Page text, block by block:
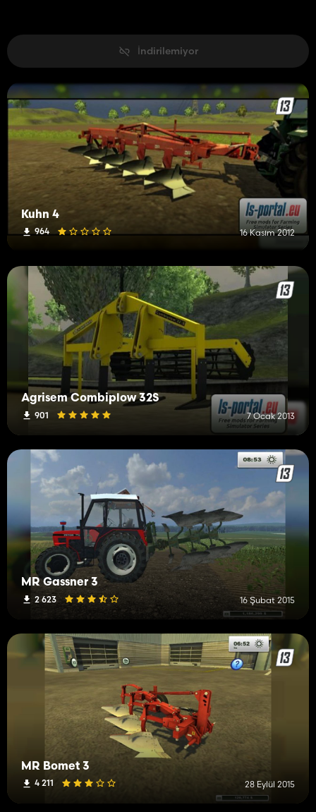
İndirilemiyor
Kuhn 4
964 16 Kasım 2012
Agrisem Combiplow 32S
901 7 Ocak 2013
MR Gassner 3
2 623 16 Şubat 2015
MR Bomet 3
4 211 28 Eylül 2015